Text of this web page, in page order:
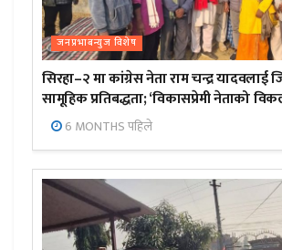
जनप्रभाबन्युज विशेष
सिरहा–२ मा कांग्रेस नेता राम चन्द्र यादवलाई
सामूहिक प्रतिबद्धता; ‘विकासप्रेमी नेताको
6 MONTHS पहिले